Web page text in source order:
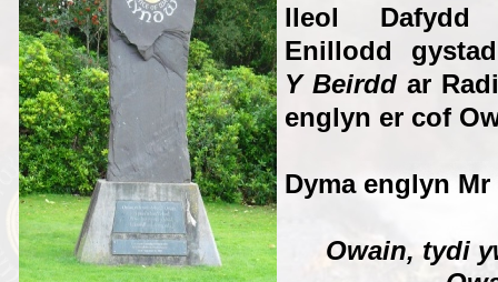
lleol Dafydd
Enillodd
Y Beirdd ar
englyn er cof
Dyma englyn
Owain, tydi